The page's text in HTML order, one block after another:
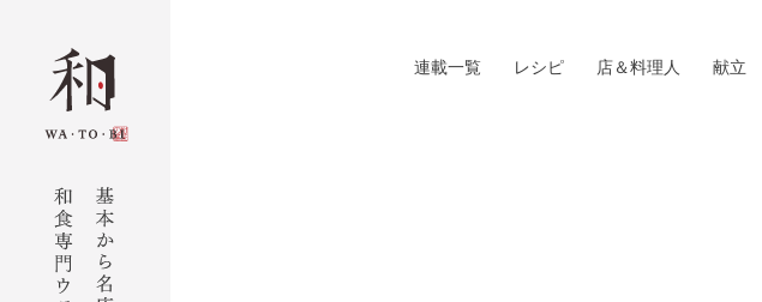
連載一覧 レシピ 店＆料理人 献立